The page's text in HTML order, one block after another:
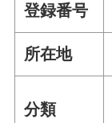
登録番号
所在地
分類